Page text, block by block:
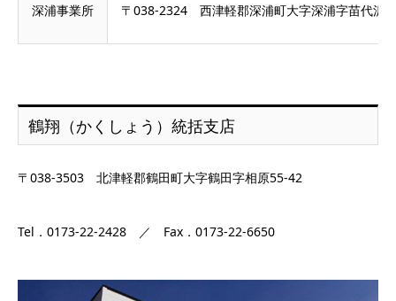
深浦事業所 〒038-2324 西津軽郡深浦町大字深浦字苗代沢
鶴翔（かくしょう）統括支店
〒038-3503 北津軽郡鶴田町大字鶴田字相原55-42
Tel．0173-22-2428 ／ Fax．0173-22-6650